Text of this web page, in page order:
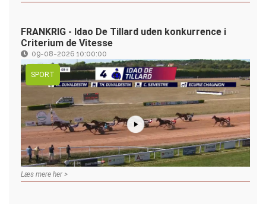
FRANKRIG - Idao De Tillard uden konkurrence i
Criterium de Vitesse
09-08-2026 10:00:00
SPORT
Læs mere her >